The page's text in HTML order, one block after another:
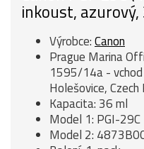
inkoust,
Výrobce:Canon
Prague Marina
1595/14a -
Holešovice,
Kapacita: 36 ml
Model 1: PGI-29C
Model 2: